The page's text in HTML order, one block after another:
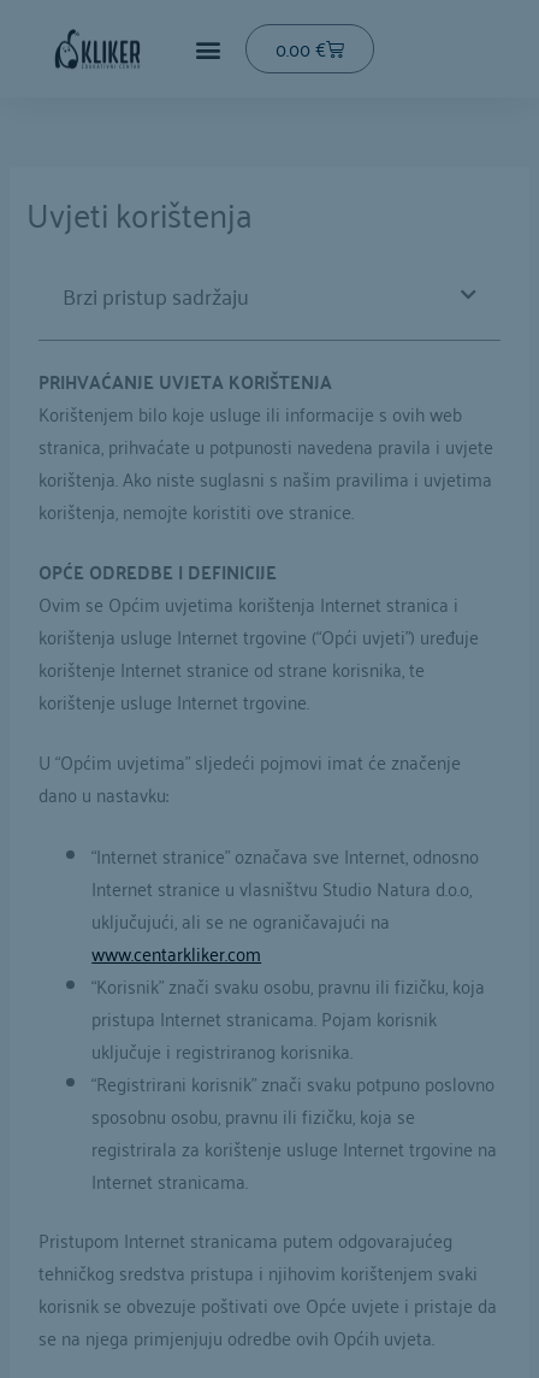
content
0.00€Cart
Uvjeti korištenja
Brzi pristup sadržaju
PRIHVAĆANJE UVJETA KORIŠTENJA
Korištenjem bilo koje usluge ili informacije s ovih web
stranica, prihvaćate u potpunosti navedena pravila i uvjete
korištenja. Ako niste suglasni s našim pravilima i uvjetima
korištenja, nemojte koristiti ove stranice.
OPĆE ODREDBE I DEFINICIJE
Ovim se Općim uvjetima korištenja Internet stranica i
korištenja usluge Internet trgovine (“Opći uvjeti”) uređuje
korištenje Internet stranice od strane korisnika, te
korištenje usluge Internet trgovine.
U “Općim uvjetima” sljedeći pojmovi imat će značenje
dano u nastavku:
“Internet stranice” označava sve Internet, odnosno
Internet stranice u vlasništvu Studio Natura d.o.o,
uključujući, ali se ne ograničavajući na
www.centarkliker.com
“Korisnik” znači svaku osobu, pravnu ili fizičku, koja
pristupa Internet stranicama. Pojam korisnik
uključuje i registriranog korisnika.
“Registrirani korisnik” znači svaku potpuno poslovno
sposobnu osobu, pravnu ili fizičku, koja se
registrirala za korištenje usluge Internet trgovine na
Internet stranicama.
Pristupom Internet stranicama putem odgovarajućeg
tehničkog sredstva pristupa i njihovim korištenjem svaki
korisnik se obvezuje poštivati ove Opće uvjete i pristaje da
se na njega primjenjuju odredbe ovih Općih uvjeta.